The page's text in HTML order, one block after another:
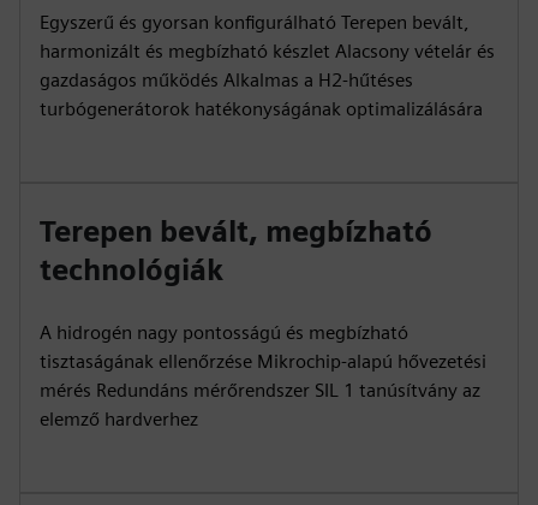
Egyszerű és gyorsan konfigurálható Terepen bevált,
harmonizált és megbízható készlet Alacsony vételár és
gazdaságos működés Alkalmas a H2-hűtéses
turbógenerátorok hatékonyságának optimalizálására
Terepen bevált, megbízható
technológiák
A hidrogén nagy pontosságú és megbízható
tisztaságának ellenőrzése Mikrochip-alapú hővezetési
mérés Redundáns mérőrendszer SIL 1 tanúsítvány az
elemző hardverhez